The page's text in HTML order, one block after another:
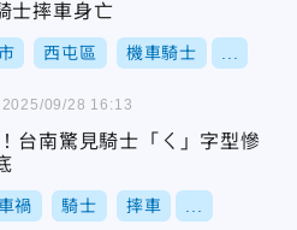
士摔車身亡
西屯區 機車騎士
台南驚見騎士「ㄑ」字型慘
禍 騎士 摔車
2025/09/28 16:13